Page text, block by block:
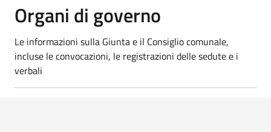
Organi di governo
Le informazioni sulla Giunta e il Consiglio comunale,
incluse le convocazioni, le registrazioni delle sedute e i
verbali